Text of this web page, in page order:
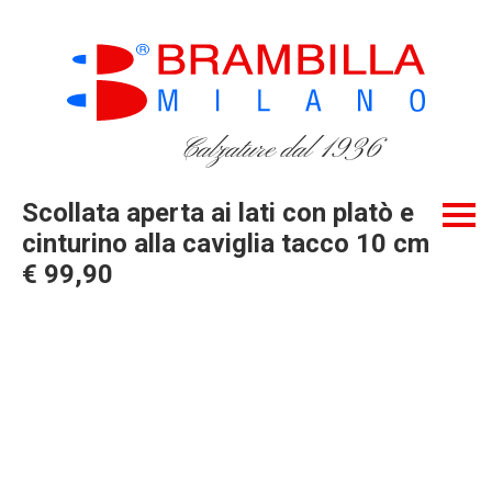
Calzature dal 1936
Scollata aperta ai lati con platò e
cinturino alla caviglia tacco 10 cm
€ 99,90